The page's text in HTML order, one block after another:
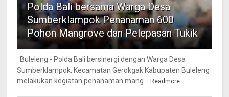
Polda Bali bersama Warga Desa
Sumberklampok Penanaman 600
Pohon Mangrove dan Pelepasan Tukik
Buleleng - Polda Bali bersinergi dengan Warga Desa
Sumberklampok, Kecamatan Gerokgak Kabupaten Buleleng
melakukan kegiatan penanaman mang... Readmore